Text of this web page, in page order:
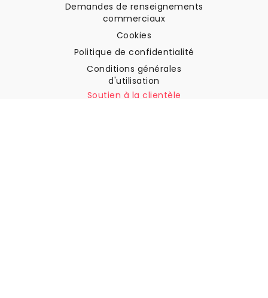
Demandes de renseignements
commerciaux
Cookies
Politique de confidentialité
Conditions générales
d'utilisation
Soutien à la clientèle